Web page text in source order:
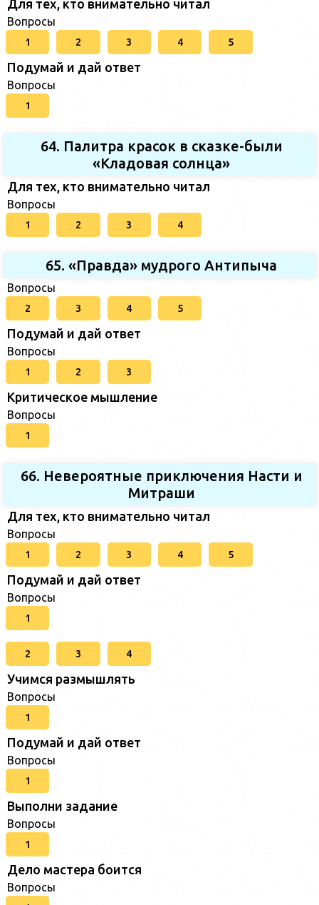
Для тех, кто внимательно читал
Вопросы
1 2 3 4 5
Подумай и дай ответ
Вопросы
1
64. Палитра красок в сказке-были
«Кладовая солнца»
Для тех, кто внимательно читал
Вопросы
1 2 3 4
65. «Правда» мудрого Антипыча
Вопросы
2 3 4 5
Подумай и дай ответ
Вопросы
1 2 3
Критическое мышление
Вопросы
1
66. Невероятные приключения Насти и
Митраши
Для тех, кто внимательно читал
Вопросы
1 2 3 4 5
Подумай и дай ответ
Вопросы
1
2 3 4
Учимся размышлять
Вопросы
1
Подумай и дай ответ
Вопросы
1
Выполни задание
Вопросы
1
Дело мастера боится
Вопросы